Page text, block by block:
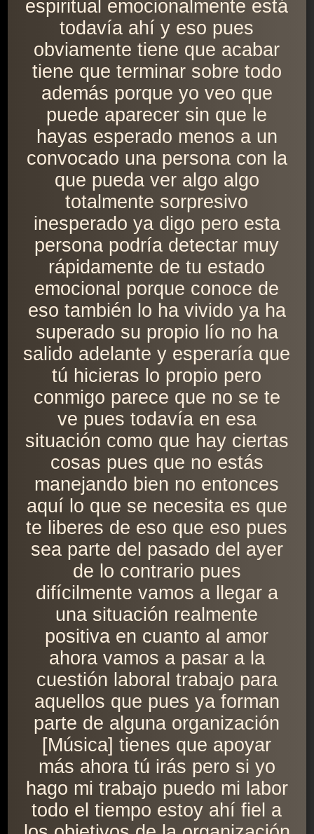
espiritual emocionalmente está
todavía ahí y eso pues
obviamente tiene que acabar
tiene que terminar sobre todo
además porque yo veo que
puede aparecer sin que le
hayas esperado menos a un
convocado una persona con la
que pueda ver algo algo
totalmente sorpresivo
inesperado ya digo pero esta
persona podría detectar muy
rápidamente de tu estado
emocional porque conoce de
eso también lo ha vivido ya ha
superado su propio lío no ha
salido adelante y esperaría que
tú hicieras lo propio pero
conmigo parece que no se te
ve pues todavía en esa
situación como que hay ciertas
cosas pues que no estás
manejando bien no entonces
aquí lo que se necesita es que
te liberes de eso que eso pues
sea parte del pasado del ayer
de lo contrario pues
difícilmente vamos a llegar a
una situación realmente
positiva en cuanto al amor
ahora vamos a pasar a la
cuestión laboral trabajo para
aquellos que pues ya forman
parte de alguna organización
[Música] tienes que apoyar
más ahora tú irás pero si yo
hago mi trabajo puedo mi labor
todo el tiempo estoy ahí fiel a